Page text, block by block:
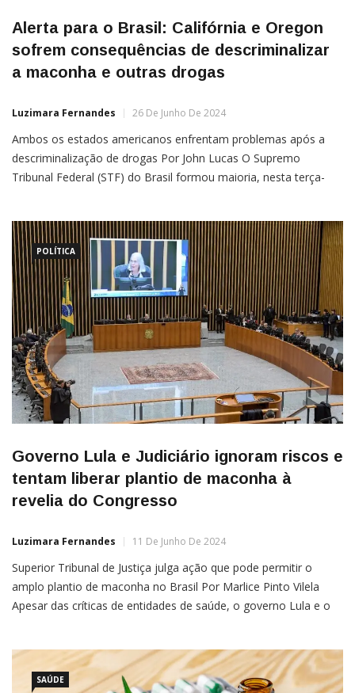
Alerta para o Brasil: Califórnia e Oregon
sofrem consequências de descriminalizar
a maconha e outras drogas
Luzimara Fernandes 26 De Junho De 2024
Ambos os estados americanos enfrentam problemas após a
descriminalização de drogas Por John Lucas O Supremo
Tribunal Federal (STF) do Brasil formou maioria, nesta terça-
consequências dessa medida. Olhando para os Estados Unidos,
especificamente para os
POLÍTICA
Governo Lula e Judiciário ignoram riscos e
tentam liberar plantio de maconha à
revelia do Congresso
Luzimara Fernandes 11 De Junho De 2024
Superior Tribunal de Justiça julga ação que pode permitir o
amplo plantio de maconha no Brasil Por Marlice Pinto Vilela
Apesar das críticas de entidades de saúde, o governo Lula e o
Conselho Nacional de […]
SAÚDE